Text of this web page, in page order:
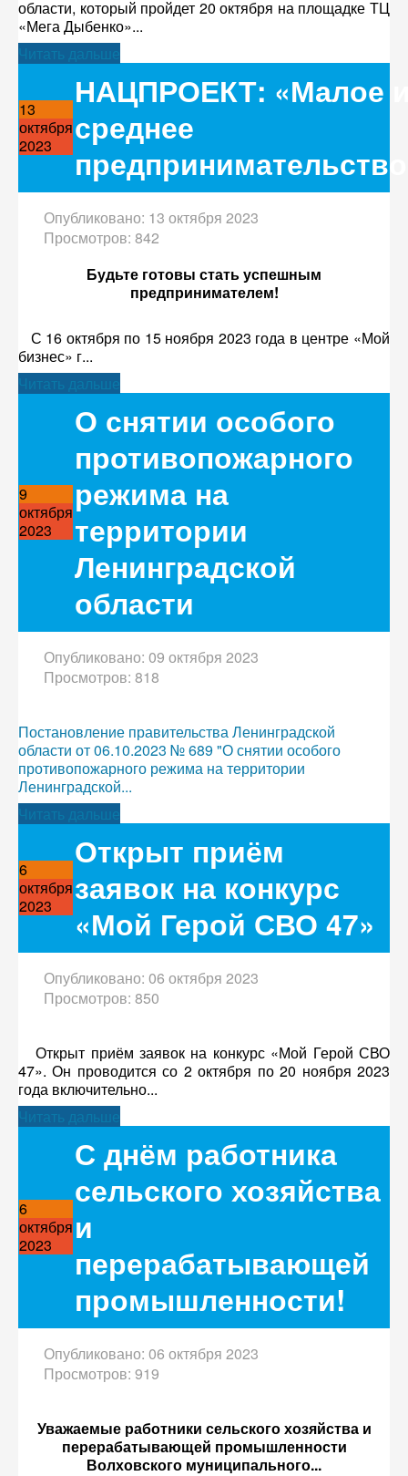
области, который пройдет 20 октября на площадке ТЦ
«Мега Дыбенко»...
Читать дальше
13
октября
2023
НАЦПРОЕКТ: «Малое
среднее
Опубликовано: 13 октября 2023
Просмотров: 842
Будьте готовы стать успешным
предпринимателем!
С 16 октября по 15 ноября 2023 года в центре «Мой
бизнес» г...
Читать дальше
9
октября
2023
О снятии особого
противопожарного
режима на
территории
Ленинградской
области
Опубликовано: 09 октября 2023
Просмотров: 818
Постановление правительства Ленинградской
области от 06.10.2023 № 689 "О снятии особого
противопожарного режима на территории
Ленинградской...
Читать дальше
6
октября
2023
Открыт приём
заявок на конкурс
«Мой Герой СВО 47»
Опубликовано: 06 октября 2023
Просмотров: 850
Открыт приём заявок на конкурс «Мой Герой СВО
47». Он проводится со 2 октября по 20 ноября 2023
года включительно...
Читать дальше
6
октября
2023
С днём работника
сельского хозяйства
и
перерабатывающей
промышленности!
Опубликовано: 06 октября 2023
Просмотров: 919
Уважаемые работники сельского хозяйства и
перерабатывающей промышленности
Волховского муниципального...